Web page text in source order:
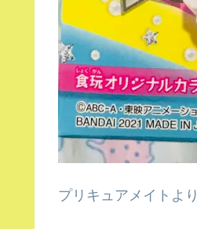
プリキュアメイトより